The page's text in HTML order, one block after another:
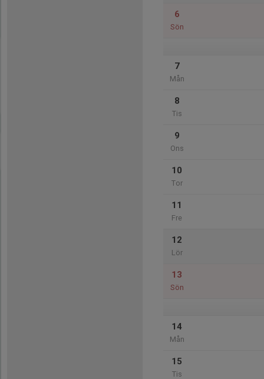
6
Sön
7
Mån
8
Tis
9
Ons
10
Tor
11
Fre
12
Lör
13
Sön
14
Mån
15
Tis